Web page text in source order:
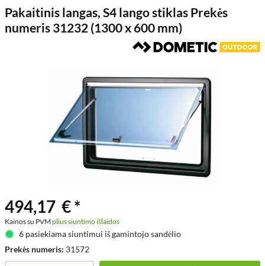
Pakaitinis langas, S4 lango stiklas Prekės
numeris 31232 (1300 x 600 mm)
494,17 € *
Kainos su PVM plius siuntimo išlaidos
6 pasiekiama siuntimui iš gamintojo sandėlio
Prekės numeris: 31572